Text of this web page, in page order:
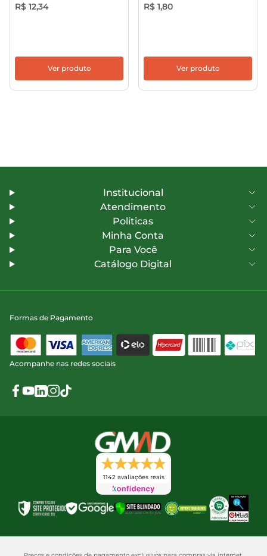
R$ 12,34
Ver produto
R$ 1,80
Ver produto
Institucional
Atendimento
Politicas
Minha Conta
Para Você
Catálogo Digital
Formas de Pagamento
Acompanhe nas redes sociais
1142 avaliações reais